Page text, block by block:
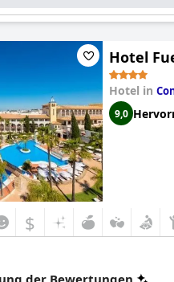
Hotel
Hotel in
9,0
$
der Bewertungen